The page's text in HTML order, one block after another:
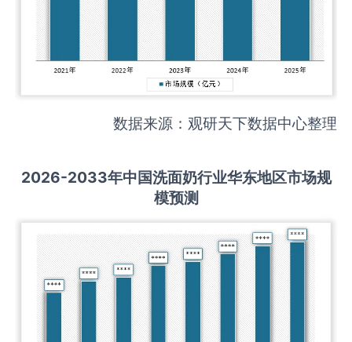
数据来源：观研天下数据中心整理
2026-2033年中国洗面奶行业华东地区市场规
模预测